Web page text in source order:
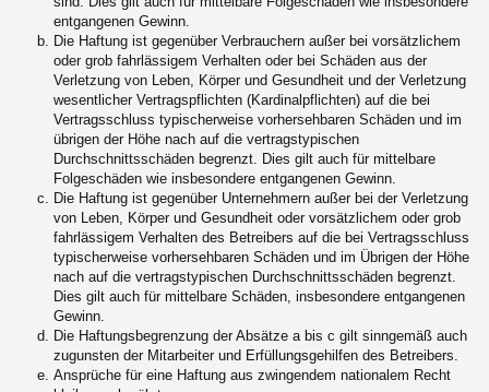
entgangenen Gewinn.
Die Haftung ist gegenüber Verbrauchern außer bei vorsätzlichem
oder grob fahrlässigem Verhalten oder bei Schäden aus der
Verletzung von Leben, Körper und Gesundheit und der Verletzung
wesentlicher Vertragspflichten (Kardinalpflichten) auf die bei
Vertragsschluss typischerweise vorhersehbaren Schäden und im
übrigen der Höhe nach auf die vertragstypischen
Durchschnittsschäden begrenzt. Dies gilt auch für mittelbare
Folgeschäden wie insbesondere entgangenen Gewinn.
Die Haftung ist gegenüber Unternehmern außer bei der Verletzung
von Leben, Körper und Gesundheit oder vorsätzlichem oder grob
fahrlässigem Verhalten des Betreibers auf die bei Vertragsschluss
typischerweise vorhersehbaren Schäden und im Übrigen der Höhe
nach auf die vertragstypischen Durchschnittsschäden begrenzt.
Dies gilt auch für mittelbare Schäden, insbesondere entgangenen
Gewinn.
Die Haftungsbegrenzung der Absätze a bis c gilt sinngemäß auch
zugunsten der Mitarbeiter und Erfüllungsgehilfen des Betreibers.
Ansprüche für eine Haftung aus zwingendem nationalem Recht